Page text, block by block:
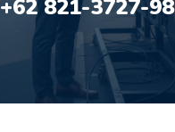
+62 821-3727-